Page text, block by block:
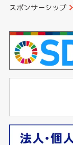
スポンサーシップ